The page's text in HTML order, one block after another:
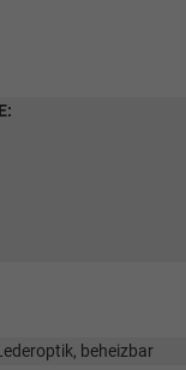
beheizbar